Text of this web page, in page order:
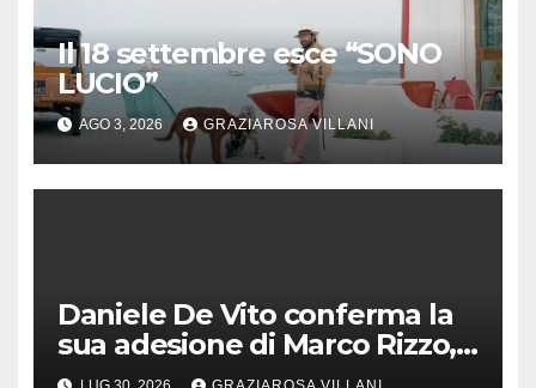
Il 18 settembre esce “SONO
LUCIO”
AGO 3, 2026 GRAZIAROSA VILLANI
Daniele De Vito conferma la
sua adesione di Marco Rizzo,
nel rispetto delle decisioni